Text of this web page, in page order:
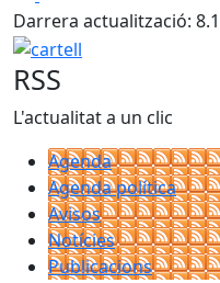
Darrera actualització:
cartell
RSS
L'actualitat a un clic
Agenda
Agenda política
Avisos
Notícies
Publicacions